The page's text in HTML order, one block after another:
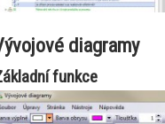
diagramy
funkce